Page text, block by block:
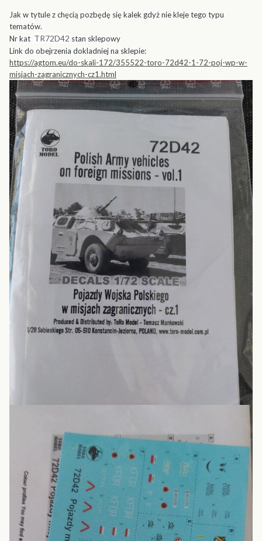
Jak w tytule z chęcią pozbędę się kalek gdyż nie kleje tego typu
tematów.
Nr kat TR72D42 stan sklepowy
Link do obejrzenia dokladniej na sklepie:
https://agtom.eu/do-skali-172/355522-toro-72d42-1-72-poj-wp-w-
misjach-zagranicznych-cz1.html